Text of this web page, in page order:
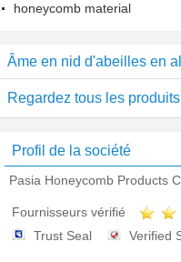
honeycomb material
Âme en nid d'abeilles en
Regardez tous les produits
Profil de la société
Pasia Honeycomb Products
Fournisseurs vérifié
Trust Seal
Verified